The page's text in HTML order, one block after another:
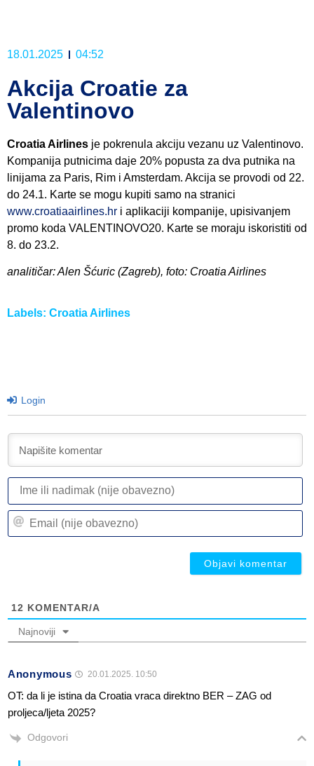
18.01.2025 04:52
Akcija Croatie za
Valentinovo
Croatia Airlines je pokrenula akciju vezanu uz Valentinovo.
Kompanija putnicima daje 20% popusta za dva putnika na
linijama za Paris, Rim i Amsterdam. Akcija se provodi od 22.
do 24.1. Karte se mogu kupiti samo na stranici
www.croatiaairlines.hr i aplikaciji kompanije, upisivanjem
promo koda VALENTINOVO20. Karte se moraju iskoristiti od
8. do 23.2.
analitičar: Alen Šćuric (Zagreb), foto: Croatia Airlines
Labels: Croatia Airlines
Login
12 KOMENTAR/A
Najnoviji
Anonymous 20.01.2025. 10:50
OT: da li je istina da Croatia vraca direktno BER – ZAG od
proljeca/ljeta 2025?
Odgovori